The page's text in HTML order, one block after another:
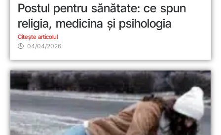
Postul pentru sănătate: ce spun
religia, medicina și psihologia
Citește articolul
04/04/2026